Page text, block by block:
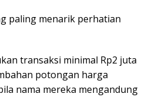
paling menarik perhatian
transaksi minimal Rp2 juta
potongan harga
nama mereka mengandung